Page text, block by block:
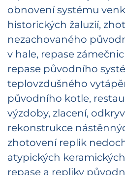
obnovení systému
historických žaluzií,
nezachovaného
v hale, repase
repase původního
teplovzdušného
původního kotle,
výzdoby, zlacení,
rekonstrukce
zhotovení replik
atypických
repase a repliky